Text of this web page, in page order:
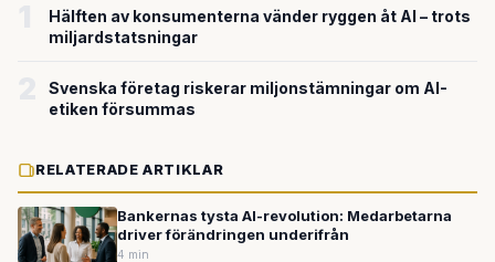
Hälften av konsumenterna vänder ryggen åt AI – trots
miljardstatsningar
Svenska företag riskerar miljonstämningar om AI-
etiken försummas
RELATERADE ARTIKLAR
Bankernas tysta AI-revolution: Medarbetarna
driver förändringen underifrån
4 min